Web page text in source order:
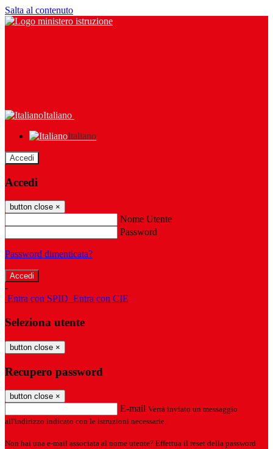
Salta al contenuto
Italiano
Italiano
Accedi
Accedi
button close ×
Nome Utente
Password
Password dimenticata?
-
Entra con SPID Entra con CIE
Seleziona utente
button close ×
Recupero password
button close ×
E-mail Verrà inviato un messaggio
all'indirizzo indicato con le istruzioni necessarie.
Non hai una e-mail associata al nome utente? Effettua il reset della password